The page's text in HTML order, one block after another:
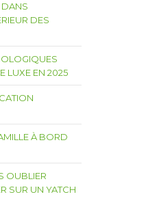
DANS
DES
LUXE EN 2025
À BORD
OUBLIER
SUR UN YATCH